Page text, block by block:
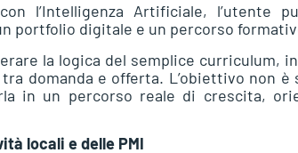
l’Intelligenza Artificiale, l’utente
portfolio digitale e un percorso
la logica del semplice curriculum,
domanda e offerta. L’obiettivo non è
in un percorso reale di crescita,
locali e delle PMI